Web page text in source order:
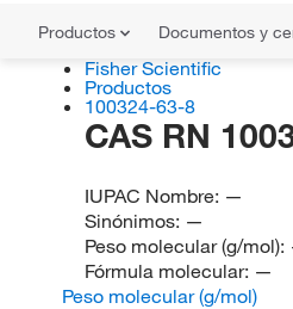
Productos Documentos y
Fisher Scientific
Productos
100324-63-8
CAS RN
IUPAC Nombre: —
Sinónimos: —
Peso molecular (g/mol):
Fórmula molecular: —
Peso molecular (g/mol)